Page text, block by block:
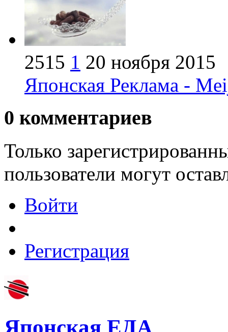
2515 1 20 ноября 2015
Японская Реклама -
0 комментариев
Только
пользователи могут
Войти
Регистрация
Японская ЕДА